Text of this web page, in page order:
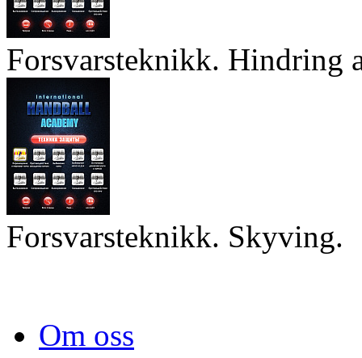
Forsvarsteknikk. Hindring
Forsvarsteknikk. Skyving.
Om oss